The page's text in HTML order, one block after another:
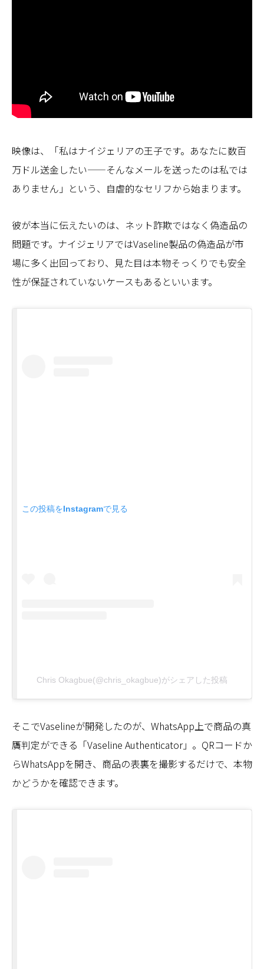
映像は、「私はナイジェリアの王子です。あなたに数百
万ドル送金したい——そんなメールを送ったのは私では
ありません」という、自虐的なセリフから始まります。
彼が本当に伝えたいのは、ネット詐欺ではなく偽造品の
問題です。ナイジェリアではVaseline製品の偽造品が市
場に多く出回っており、見た目は本物そっくりでも安全
性が保証されていないケースもあるといいます。
この投稿をInstagramで見る
Chris Okagbue(@chris_okagbue)がシェアした投稿
そこでVaselineが開発したのが、WhatsApp上で商品の真
贋判定ができる「Vaseline Authenticator」。QRコードか
らWhatsAppを開き、商品の表裏を撮影するだけで、本物
かどうかを確認できます。